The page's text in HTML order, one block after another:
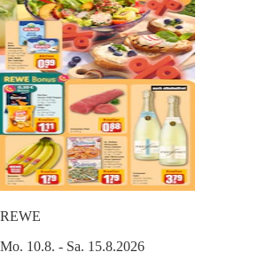
REWE
Mo. 10.8. - Sa. 15.8.2026